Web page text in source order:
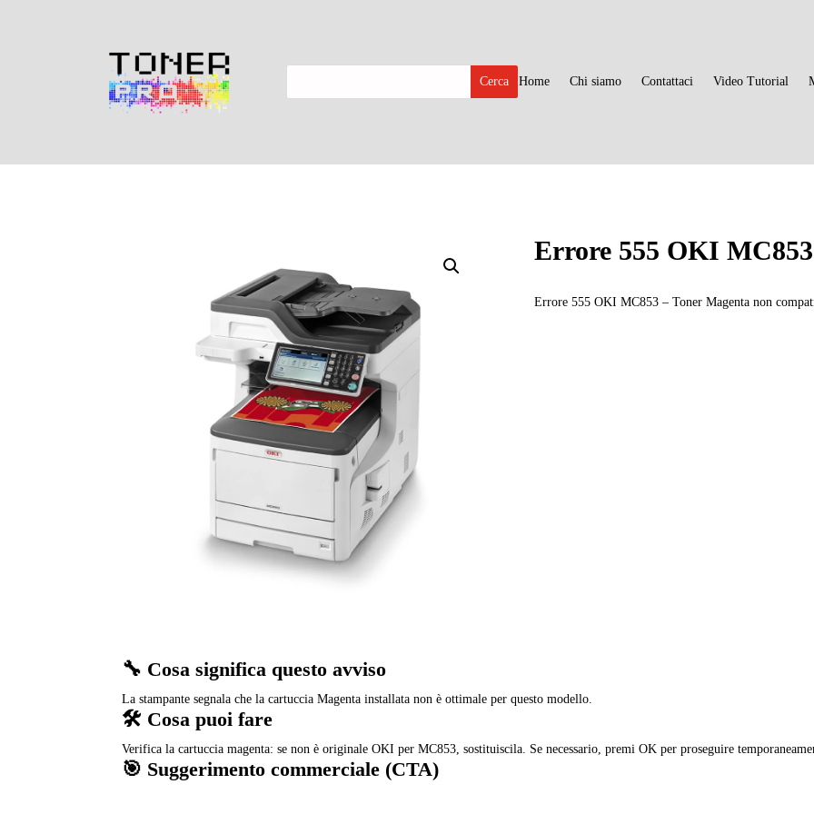
Home Chi siamo Contattaci Video Tutorial
Errore 555 OKI MC853
Errore 555 OKI MC853 – Toner Magenta non
🔧 Cosa significa questo avviso
La stampante segnala che la cartuccia Magenta installata non è ottimale per questo modello.
🛠️ Cosa puoi fare
Verifica la cartuccia magenta: se non è originale OKI per MC853, sostituiscila. Se necessario, premi OK per proseguire
🎯 Suggerimento commerciale (CTA)